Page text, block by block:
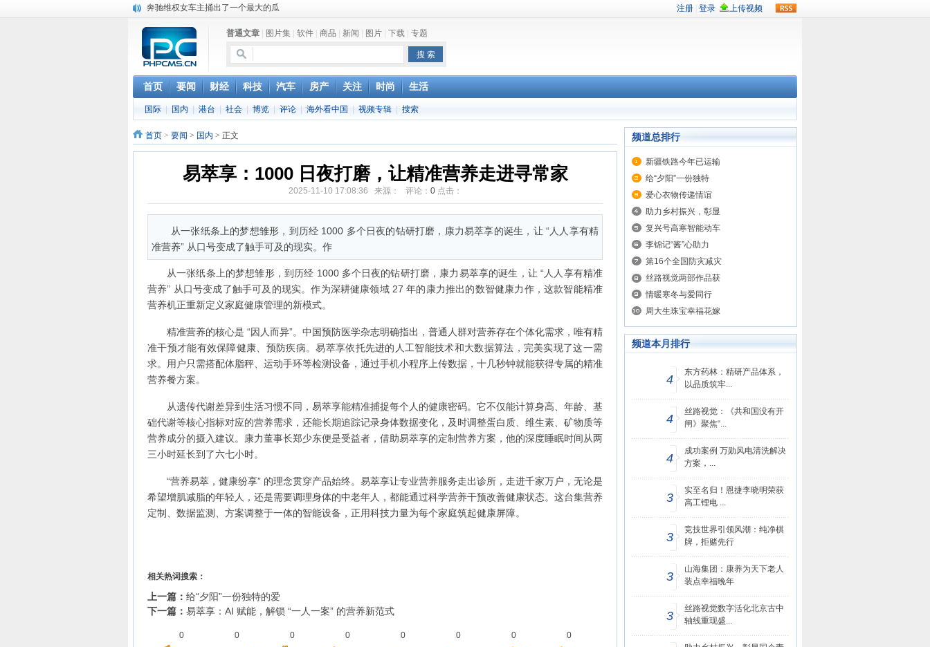
奔驰维权女车主捅出了一个最大的瓜
DS四款新能源车型上海车展亚洲首秀
苹果与高通和解 英特尔失去重要移动客户
小米高管：虽然高通与苹果和解，但5G iPhone最快明年下半年发布
iOS 13加入黑暗模式 多功能加持6月份见
高通与苹果达成和解，双方达成6年许可协议
巴黎圣母院大火肆虐，人类文明的一场浩劫
普通文章 图片集 软件 商品 新闻 图片 下载 专题
首页 要闻 财经 科技 汽车 房产 关注 时尚 生活
国际 国内 港台 社会 博览 评论 海外看中国 视频专辑 搜索
首页 > 要闻 > 国内 > 正文
易萃享：1000 日夜打磨，让精准营养走进寻常家
2025-11-10 17:08:36 来源： 评论： 0点击：
从一张纸条上的梦想雏形，到历经 1000 多个日夜的钻研打磨，康力易萃享的诞生，让 “人人享有精
准营养” 从口号变成了触手可及的现实。作
从一张纸条上的梦想雏形，到历经 1000 多个日夜的钻研打磨，康力易萃享的诞生，让 “人人享有精准
营养” 从口号变成了触手可及的现实。作为深耕健康领域 27 年的康力推出的数智健康力作，这款智能精准
营养机正重新定义家庭健康管理的新模式。
精准营养的核心是 “因人而异”。中国预防医学杂志明确指出，普通人群对营养存在个体化需求，唯有精
准干预才能有效保障健康、预防疾病。易萃享依托先进的人工智能技术和大数据算法，完美实现了这一需
求。用户只需搭配体脂秤、运动手环等检测设备，通过手机小程序上传数据，十几秒钟就能获得专属的精准
营养餐方案。
从遗传代谢差异到生活习惯不同，易萃享能精准捕捉每个人的健康密码。它不仅能计算身高、年龄、基
础代谢等核心指标对应的营养需求，还能长期追踪记录身体数据变化，及时调整蛋白质、维生素、矿物质等
营养成分的摄入建议。康力董事长郑少东便是受益者，借助易萃享的定制营养方案，他的深度睡眠时间从两
三小时延长到了六七小时。
“营养易萃，健康纷享” 的理念贯穿产品始终。易萃享让专业营养服务走出诊所，走进千家万户，无论是
希望增肌减脂的年轻人，还是需要调理身体的中老年人，都能通过科学营养干预改善健康状态。这台集营养
定制、数据监测、方案调整于一体的智能设备，正用科技力量为每个家庭筑起健康屏障。
相关热词搜索：
上一篇： 给“夕阳”一份独特的爱
下一篇： 易萃享：AI 赋能，解锁 “一人一案” 的营养新范式
0 0 0 0 0 0 0 0
频道总排行
新疆铁路今年已运输
给“夕阳”一份独特
爱心衣物传递情谊
助力乡村振兴，彰显
复兴号高寒智能动车
李锦记“酱”心助力
第16个全国防灾减灾
丝路视觉两部作品获
情暖寒冬与爱同行
周大生珠宝幸福花嫁
频道本月排行
4
东方药林：精研产品体系，
以品质筑牢...
4
丝路视觉：《共和国没有开
闸》聚焦“...
4
成功案例 万勋风电清洗解决
方案，...
3
实至名归！恩捷李晓明荣获
高工锂电 ...
3
竞技世界引领风潮：纯净棋
牌，拒赌先行
3
山海集团：康养为天下老人
装点幸福晚年
3
丝路视觉数字活化北京古中
轴线重现盛...